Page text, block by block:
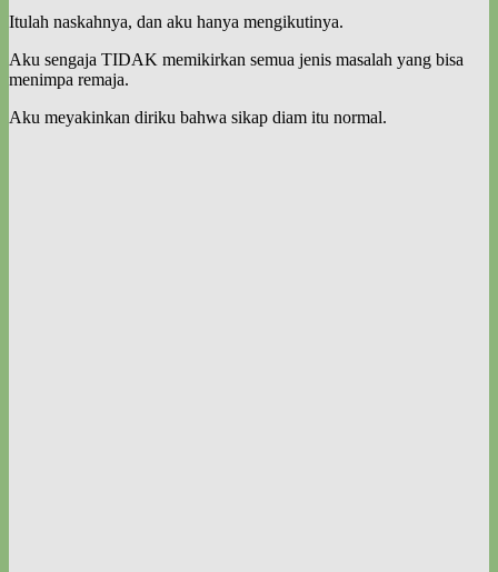
Itulah naskahnya, dan aku hanya mengikutinya.
Aku sengaja TIDAK memikirkan semua jenis masalah yang bisa
menimpa remaja.
Aku meyakinkan diriku bahwa sikap diam itu normal.